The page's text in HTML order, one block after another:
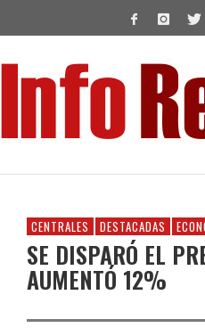
CENTRALES DESTACADAS
SE DISPARÓ EL
AUMENTÓ 12%